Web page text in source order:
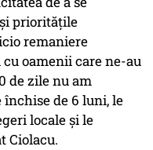
priorităţile
remaniere
oamenii care ne-au
de zile nu am
de 6 luni, le
locale şi le
Ciolacu.